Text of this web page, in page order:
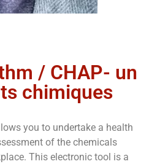
/ CHAP- un
chimiques
you to undertake a health
of the chemicals
This electronic tool is a